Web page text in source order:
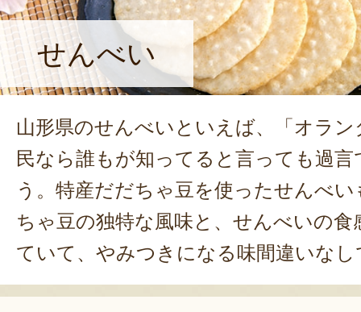
せんべい
山形県のせんべいといえば、「オラ
民なら誰もが知ってると言っても過
う。特産だだちゃ豆を使ったせんべ
ちゃ豆の独特な風味と、せんべいの
ていて、やみつきになる味間違いなし